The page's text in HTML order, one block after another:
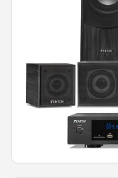
Power Dynamics
Soundskins
Teufel
ArtSound